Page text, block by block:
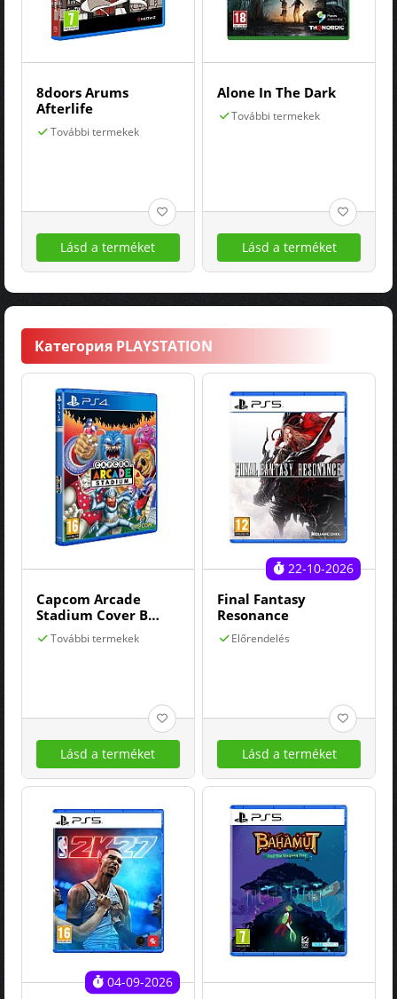
8doors Arums
Afterlife
További termekek
Lásd a terméket
Alone In The Dark
További termekek
Lásd a terméket
Категория PLAYSTATION
Capcom Arcade
Stadium Cover B
(ghouls'n Ghosts)
További termekek
Lásd a terméket
22-10-2026
Final Fantasy
Resonance
Előrendelés
Lásd a terméket
04-09-2026